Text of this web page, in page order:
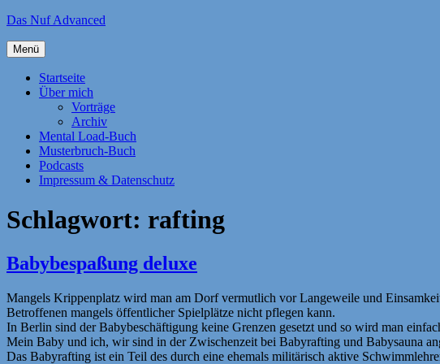
Zum
springen
Das Nuf Advanced
Menü
Startseite
Über mich
Vorträge
Archiv
Mental Load-Buch
Musterbruch-Buch
Podcasts
Impressum & Datenschutz
Schlagwort: rafting
Babybespaßung deluxe
Mangels Krippenplatz wird man am Dorf vermutlich vor Langeweile und
Betroffenen mangels öffentlicher Spielplätze nicht pflegen kann.
In Berlin sind der Babybeschäftigung keine Grenzen gesetzt und so wird man
Mein Baby und ich, wir sind in der Zwischenzeit bei Babyrafting und Babysauna
Das Babyrafting ist ein Teil des durch eine ehemals militärisch aktive